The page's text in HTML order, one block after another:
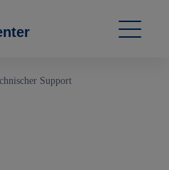
Support